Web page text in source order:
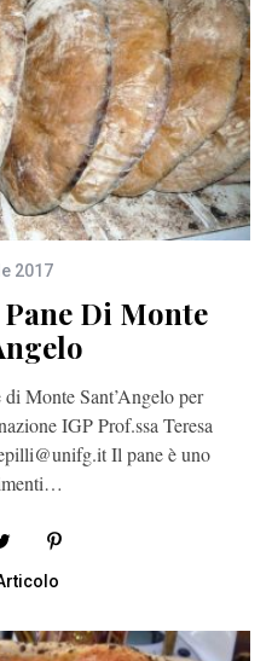
2017
Di Monte
Monte Sant’Angelo per
IGP Prof.ssa Teresa
Il pane è uno